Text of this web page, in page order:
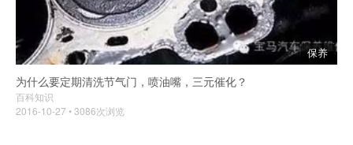
保养
为什么要定期清洗节气门，喷油嘴，三元催化？
百科知识
2016-10-27 • 3086次浏览